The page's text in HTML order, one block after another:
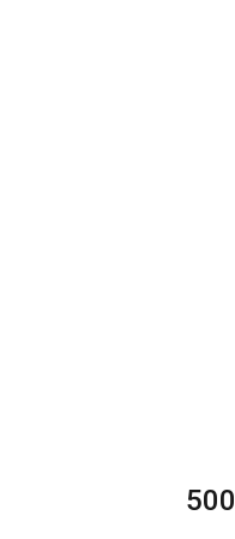
500